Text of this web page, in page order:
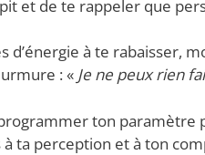
et de te rappeler que
d’énergie à te rabaisser,
: « Je ne peux rien
ton paramètre
ta perception et à ton